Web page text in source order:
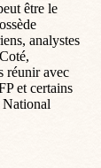
être le
analystes
réunir avec
et certains
National